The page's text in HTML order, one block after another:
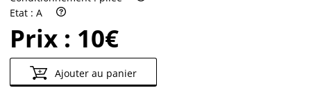
Etat : A
Prix : 10€
Ajouter au panier